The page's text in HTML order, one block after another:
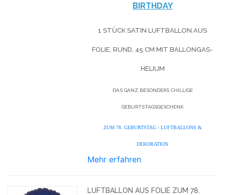
BIRTHDAY
1 STÜCK SATIN LUFTBALLON AUS
FOLIE, RUND, 45 CM MIT BALLONGAS-
HELIUM
DAS GANZ BESONDERS CHILLIGE
GEBURTSTAGSGESCHENK
ZUM 78. GEBURTSTAG - LUFTBALLONS &
DEKORATION
Mehr erfahren
LUFTBALLON AUS FOLIE ZUM 78.